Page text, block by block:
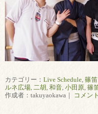
カテゴリー： Live Schedule 篠笛
ルネ広場 二胡 和音 小田原 篠
作成者：takuyaokawa｜
コメン